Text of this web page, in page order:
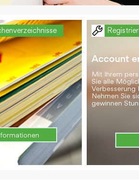
Account
Mit Ihrem
Sie alle
Verbesserung
Nehmen Sie
gewinnen